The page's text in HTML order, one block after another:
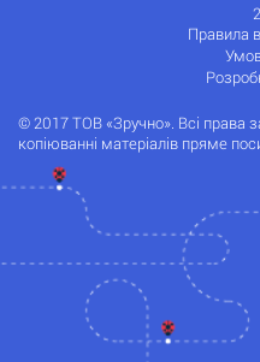
Правила
© 2017 ТОВ «Зручно». Всі права
копіюванні матеріалів пряме